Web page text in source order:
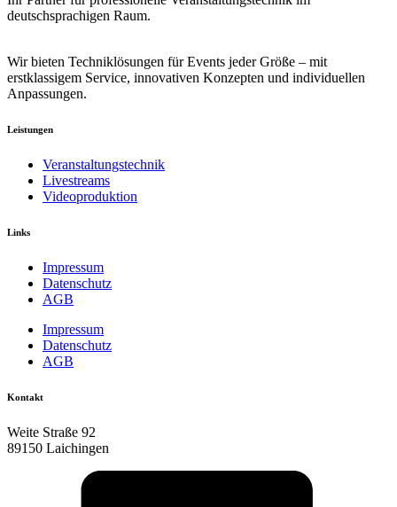
deutschsprachigen Raum.
Wir bieten Techniklösungen für Events jeder Größe – mit
erstklassigem Service, innovativen Konzepten und individuellen
Anpassungen.
Leistungen
Veranstaltungstechnik
Livestreams
Videoproduktion
Links
Impressum
Datenschutz
AGB
Impressum
Datenschutz
AGB
Kontakt
Weite Straße 92
89150 Laichingen